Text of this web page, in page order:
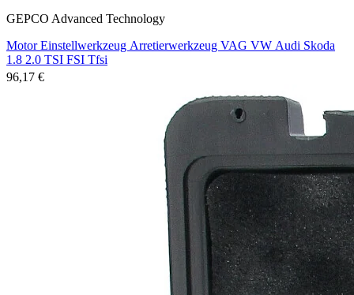
GEPCO Advanced Technology
Motor Einstellwerkzeug Arretierwerkzeug VAG VW Audi Skoda
1.8 2.0 TSI FSI Tfsi
96,17 €